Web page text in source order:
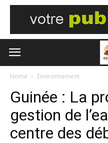
Home Environnement
Guinée : La
gestion de
centre des